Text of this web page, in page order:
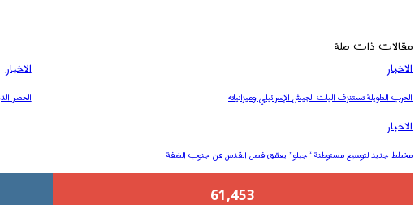
مقالات ذات صلة
الاخبار
الحرب الطويلة تستنزف آليات الجيش الإسرائيلي وميزانياته
الاخبار
الحصار
الاخبار
مخطط جديد لتوسيع مستوطنة “جيلو” يعمّق فصل القدس عن جنوب الضفة
61,453